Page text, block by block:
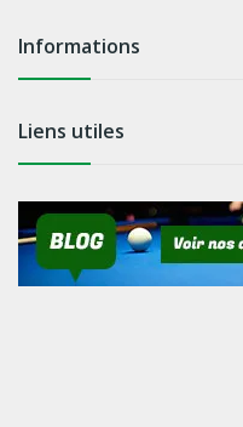
Informations
Liens utiles